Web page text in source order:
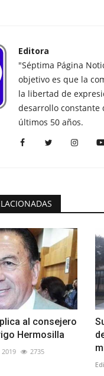
Editora
"Séptima Página
objetivo es que la
la libertad de
desarrollo constante
últimos 50 años.
al consejero
Hermosilla
2019 2735